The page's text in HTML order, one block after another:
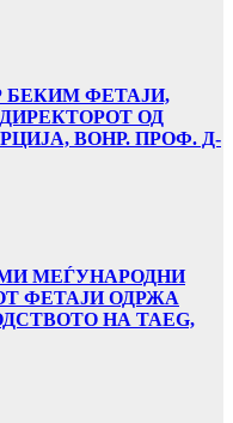
БЕКИМ ФЕТАЈИ,
ОД
ВОНР. ПРОФ. Д-
МЕЃУНАРОДНИ
ФЕТАЈИ ОДРЖА
НА TAEG,